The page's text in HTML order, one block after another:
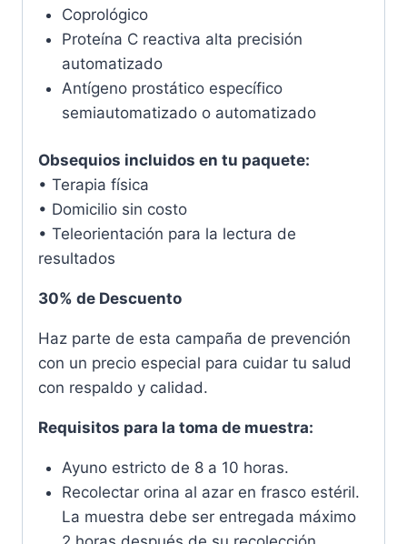
Coprológico
Proteína C reactiva alta precisión
automatizado
Antígeno prostático específico
semiautomatizado o automatizado
Obsequios incluidos en tu paquete:
• Terapia física
• Domicilio sin costo
• Teleorientación para la lectura de
resultados
30% de Descuento
Haz parte de esta campaña de prevención
con un precio especial para cuidar tu salud
con respaldo y calidad.
Requisitos para la toma de muestra:
Ayuno estricto de 8 a 10 horas.
Recolectar orina al azar en frasco estéril.
La muestra debe ser entregada máximo